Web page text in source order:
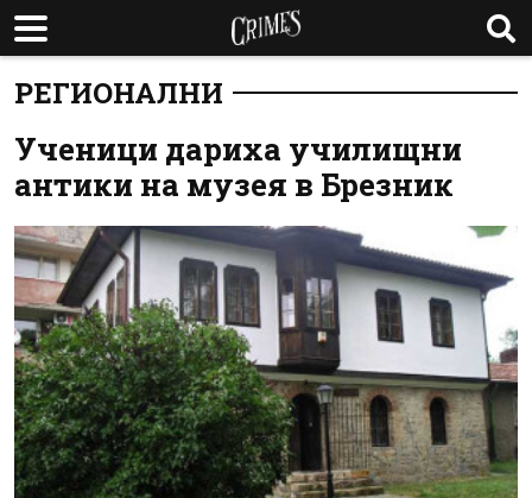
РЕГИОНАЛНИ
Ученици дариха училищни
антики на музея в Брезник